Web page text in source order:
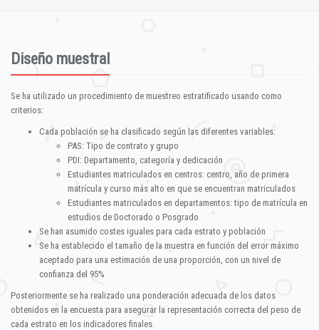
Diseño muestral
Se ha utilizado un procedimiento de muestreo estratificado usando como
criterios:
Cada población se ha clasificado según las diferentes variables:
PAS: Tipo de contrato y grupo
PDI: Departamento, categoría y dedicación
Estudiantes matriculados en centros: centro, año de primera
matrícula y curso más alto en que se encuentran matriculados
Estudiantes matriculados en departamentos: tipo de matrícula en
estudios de Doctorado o Posgrado
Se han asumido costes iguales para cada estrato y población
Se ha establecido el tamaño de la muestra en función del error máximo
aceptado para una estimación de una proporción, con un nivel de
confianza del 95%
Posteriormente se ha realizado una ponderación adecuada de los datos
obtenidos en la encuesta para asegurar la representación correcta del peso de
cada estrato en los indicadores finales.